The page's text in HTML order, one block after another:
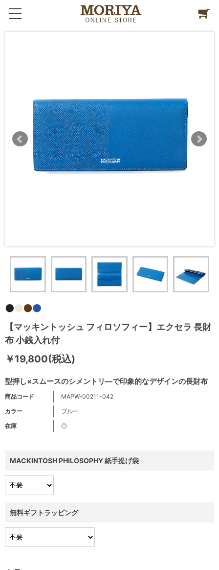
【マッキントッシュ フィロソフィー】エクセラ 長財
布 小銭入れ付
型押し×スムースのシメントリ―で印象的なデザインの長財布
￥19,800(税込)
商品コード
MAPW-00211-042
カラー
ブルー
在庫
◎
MACKINTOSH PHILOSOPHY 紙手提げ袋
無料ギフトラッピング